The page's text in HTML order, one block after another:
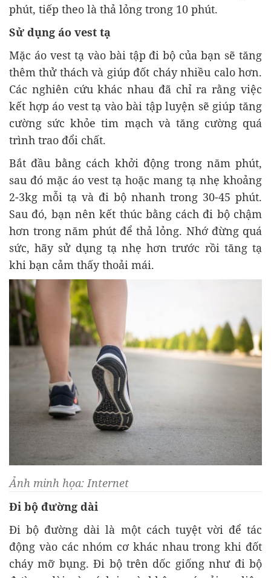
phút, tiếp theo là thả lỏng trong 10 phút.
Sử dụng áo vest tạ
Mặc áo vest tạ vào bài tập đi bộ của bạn sẽ tăng
thêm thử thách và giúp đốt cháy nhiều calo hơn.
Các nghiên cứu khác nhau đã chỉ ra rằng việc
kết hợp áo vest tạ vào bài tập luyện sẽ giúp tăng
cường sức khỏe tim mạch và tăng cường quá
trình trao đổi chất.
Bắt đầu bằng cách khởi động trong năm phút,
sau đó mặc áo vest tạ hoặc mang tạ nhẹ khoảng
2-3kg mỗi tạ và đi bộ nhanh trong 30-45 phút.
Sau đó, bạn nên kết thúc bằng cách đi bộ chậm
hơn trong năm phút để thả lỏng. Nhớ đừng quá
sức, hãy sử dụng tạ nhẹ hơn trước rồi tăng tạ
khi bạn cảm thấy thoải mái.
Ảnh minh họa: Internet
Đi bộ đường dài
Đi bộ đường dài là một cách tuyệt vời để tác
động vào các nhóm cơ khác nhau trong khi đốt
cháy mỡ bụng. Đi bộ trên dốc giống như đi bộ